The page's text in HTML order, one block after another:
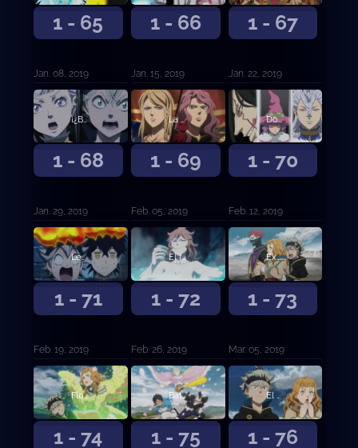
1 - 65
Jan. 08, 2019
1 - 66
Jan. 15, 2019
1 - 67
Jan. 22, 2019
1 - 68
¡¿Batalla a Muerte?! Yami contra Jack
Jan. 29, 2019
1 - 69
La melancolía de la rosa salvaje
Feb. 05, 2019
1 - 70
Dos caras nuevas
Feb. 12, 2019
1 - 71
Leona imbatida sin corona
Feb. 19, 2019
1 - 72
El fuego de Santelmo
Feb. 26, 2019
1 - 73
Examen de selección de los Caballeros Reales
Mar. 05, 2019
1 - 74
Flor de determinación
1 - 75
Batalla Feroz
1 - 76
El mago X